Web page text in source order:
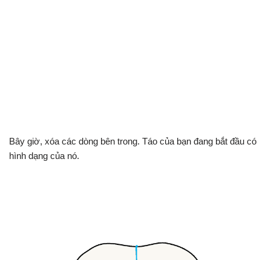
Bây giờ, xóa các dòng bên trong. Táo của bạn đang bắt đầu có
hình dạng của nó.